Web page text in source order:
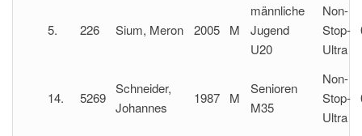
5. 226 Sium, Meron 2005 M
männliche
Jugend
U20
Non-
Stop-
Ultra
14. 5269
Schneider,
Johannes
1987 M
Senioren
M35
Non-
Stop-
Ultra